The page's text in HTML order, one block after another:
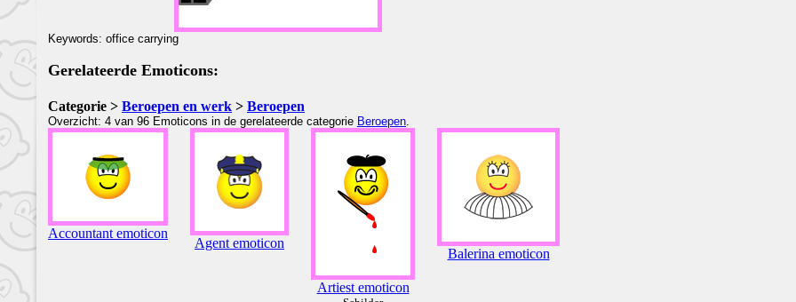
Keywords: office carrying
Gerelateerde Emoticons:
Categorie > Beroepen en werk > Beroepen
Overzicht: 4 van 96 Emoticons in de gerelateerde categorie Beroepen.
Accountant emoticon
Agent emoticon
Artiest emoticon
Balerina emoticon